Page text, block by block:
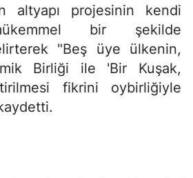
altyapı projesinin kendi
bir şekilde
"Beş üye ülkenin,
Birliği ile 'Bir Kuşak,
fikrini oybirliğiyle